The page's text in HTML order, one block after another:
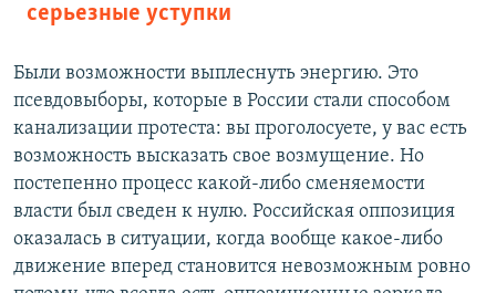
серьезные уступки
Были возможности выплеснуть энергию. Это
псевдовыборы, которые в России стали способом
канализации протеста: вы проголосуете, у вас есть
возможность высказать свое возмущение. Но
постепенно процесс какой-либо сменяемости
власти был сведен к нулю. Российская оппозиция
оказалась в ситуации, когда вообще какое-либо
движение вперед становится невозможным ровно